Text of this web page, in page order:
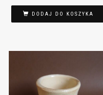
DODAJ DO KOSZYKA